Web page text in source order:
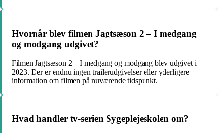
Hvornår blev filmen Jagtsæson 2 – I medgang
og modgang udgivet?
Filmen Jagtsæson 2 – I medgang og modgang blev udgivet i
2023. Der er endnu ingen trailerudgivelser eller yderligere
information om filmen på nuværende tidspunkt.
Hvad handler tv-serien Sygeplejeskolen om?